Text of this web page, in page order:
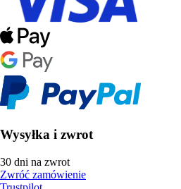
Wysyłka i zwrot
30 dni na zwrot
Zwróć zamówienie